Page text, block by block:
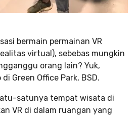
bermain permainan VR
virtual), sebebas mungkin
orang lain? Yuk,
Green Office Park, BSD.
satunya tempat wisata di
VR di dalam ruangan yang